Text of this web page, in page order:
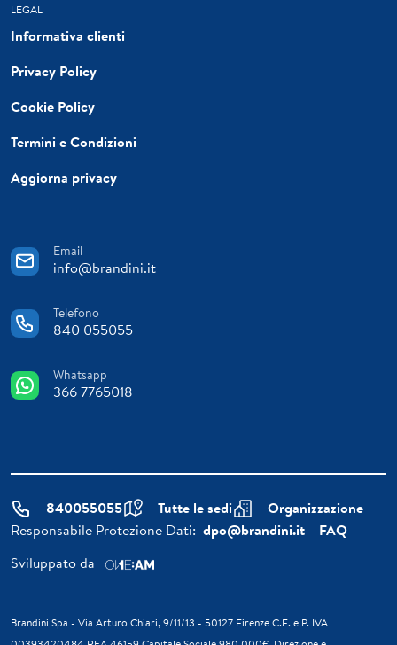
LEGAL
Informativa clienti
Privacy Policy
Cookie Policy
Termini e Condizioni
Aggiorna privacy
Email
info@brandini.it
Telefono
840 055055
Whatsapp
366 7765018
840055055 Tutte le sedi
Organizzazione
Responsabile Protezione Dati: dpo@brandini.it
FAQ
Sviluppato da
Brandini Spa - Via Arturo Chiari, 9/11/13 - 50127 Firenze C.F. e P. IVA